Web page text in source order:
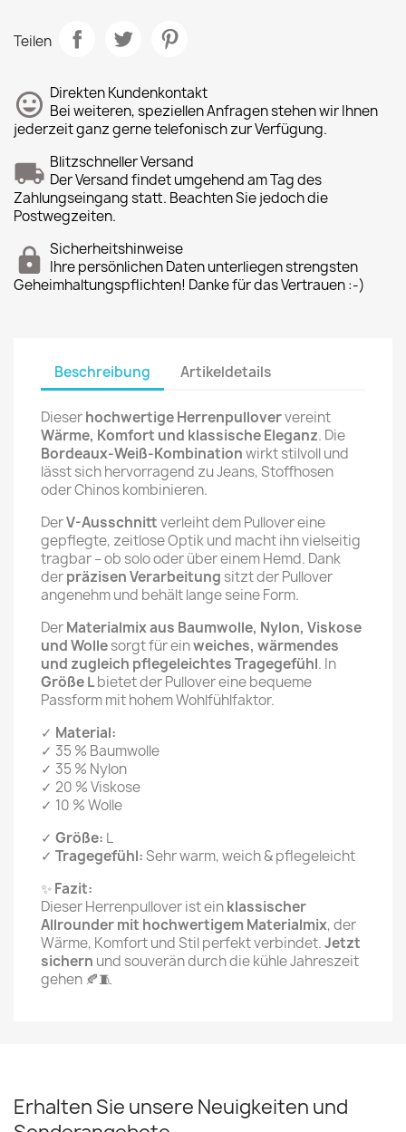
Teilen
Direkten Kundenkontakt
Bei weiteren, speziellen Anfragen stehen wir Ihnen
jederzeit ganz gerne telefonisch zur Verfügung.
Blitzschneller Versand
Der Versand findet umgehend am Tag des
Zahlungseingang statt. Beachten Sie jedoch die
Postwegzeiten.
Sicherheitshinweise
Ihre persönlichen Daten unterliegen strengsten
Geheimhaltungspflichten! Danke für das Vertrauen :-)
Beschreibung Artikeldetails
Dieserhochwertige Herrenpulloververeint
Wärme, Komfort und klassische Eleganz. Die
Bordeaux-Weiß-Kombinationwirkt stilvoll und
lässt sich hervorragend zu Jeans, Stoffhosen
oder Chinos kombinieren.
DerV-Ausschnittverleiht dem Pullover eine
gepflegte, zeitlose Optik und macht ihn vielseitig
tragbar – ob solo oder über einem Hemd. Dank
derpräzisen Verarbeitung sitzt der Pullover
angenehm und behält lange seine Form.
DerMaterialmix aus Baumwolle, Nylon, Viskose
und Wollesorgt für einweiches, wärmendes
und zugleich pflegeleichtes Tragegefühl. In
Größe Lbietet der Pullover eine bequeme
Passform mit hohem Wohlfühlfaktor.
✓ Material:
✓ 35 % Baumwolle
✓ 35 % Nylon
✓ 20 % Viskose
✓ 10 % Wolle
✓ Größe: L
✓ Tragegefühl:Sehr warm, weich & pflegeleicht
✨Fazit:
Dieser Herrenpullover ist einklassischer
Allrounder mit hochwertigem Materialmix, der
Wärme, Komfort und Stil perfekt verbindet.Jetzt
sichern und souverän durch die kühle Jahreszeit
gehen 🍂🧵
Erhalten Sie unsere Neuigkeiten und